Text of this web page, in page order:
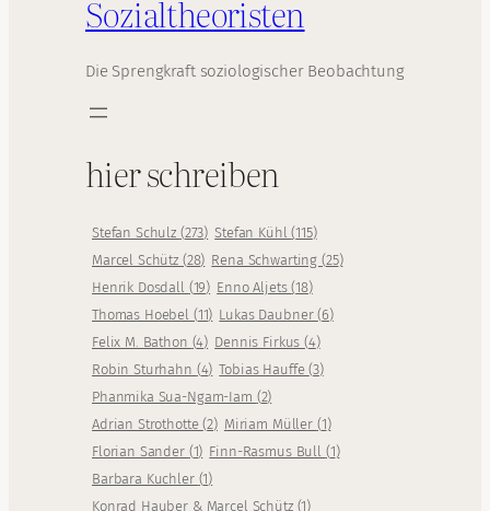
Sozialtheoristen
Die Sprengkraft soziologischer Beobachtung
hier schreiben
Stefan Schulz (273) Stefan Kühl(115)
Marcel Schütz (28) Rena Schwarting (25)
Henrik Dosdall (19) Enno Aljets(18)
Thomas Hoebel (11) Lukas Daubner(6)
Felix M. Bathon (4) Dennis Firkus(4)
Robin Sturhahn (4) Tobias Hauffe(3)
Phanmika Sua-Ngam-Iam (2)
Adrian Strothotte(2) Miriam Müller (1)
Florian Sander (1) Finn-Rasmus Bull (1)
Barbara Kuchler (1)
Konrad Hauber & Marcel Schütz (1)